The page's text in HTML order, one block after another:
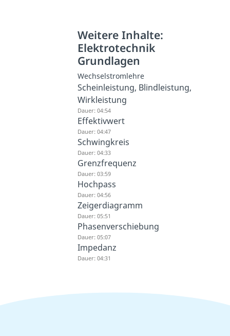
Weitere Inhalte:
Elektrotechnik
Grundlagen
Wechselstromlehre
Scheinleistung, Blindleistung,
Wirkleistung
Dauer: 04:54
Effektivwert
Dauer: 04:47
Schwingkreis
Dauer: 04:33
Grenzfrequenz
Dauer: 03:59
Hochpass
Dauer: 04:56
Zeigerdiagramm
Dauer: 05:51
Phasenverschiebung
Dauer: 05:07
Impedanz
Dauer: 04:31